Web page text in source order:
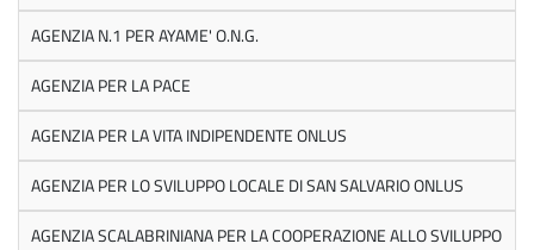
AGENZIA N.1 PER AYAME' O.N.G.
AGENZIA PER LA PACE
AGENZIA PER LA VITA INDIPENDENTE ONLUS
AGENZIA PER LO SVILUPPO LOCALE DI SAN SALVARIO ONLUS
AGENZIA SCALABRINIANA PER LA COOPERAZIONE ALLO SVILUPPO